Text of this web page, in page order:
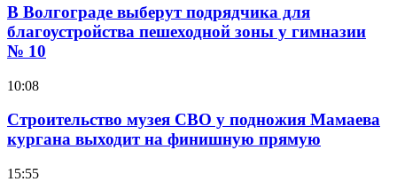
В Волгограде выберут подрядчика для
благоустройства пешеходной зоны у гимназии
№ 10
10:08
Строительство музея СВО у подножия Мамаева
кургана выходит на финишную прямую
15:55